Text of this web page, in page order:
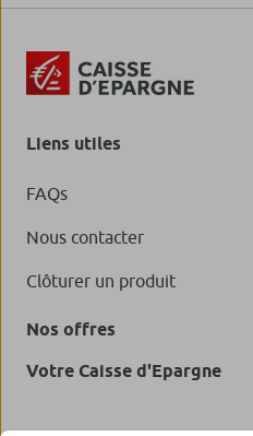
Liens utiles
FAQs
Nous contacter
Clôturer un produit
Nos offres
Votre Caisse d'Epargne